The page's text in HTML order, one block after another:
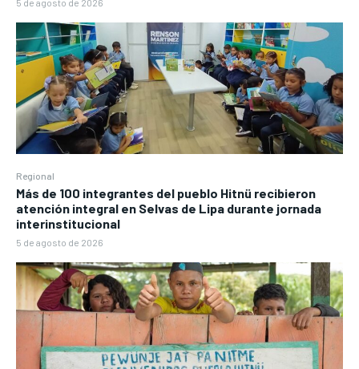
5 de agosto de 2026
Regional
Más de 100 integrantes del pueblo Hitnü recibieron
atención integral en Selvas de Lipa durante jornada
interinstitucional
5 de agosto de 2026